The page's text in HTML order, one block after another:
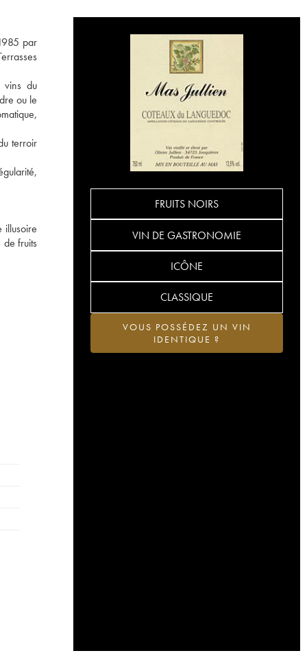
par
vins du
ou le
terroir
illusoire
fruits
FRUITS NOIRS
VIN DE GASTRONOMIE
ICÔNE
CLASSIQUE
VOUS POSSÉDEZ UN VIN
IDENTIQUE ?